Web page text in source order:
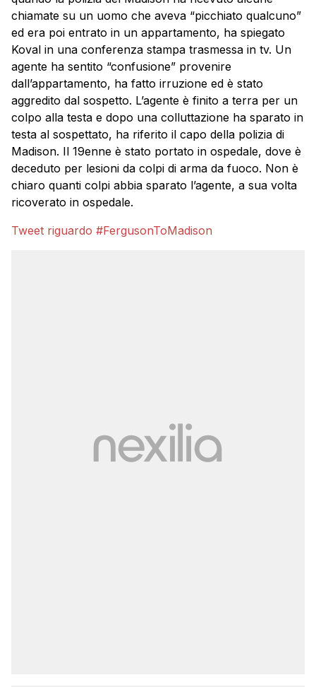
chiamate su un uomo che aveva “picchiato qualcuno”
ed era poi entrato in un appartamento, ha spiegato
Koval in una conferenza stampa trasmessa in tv. Un
agente ha sentito “confusione” provenire
dall’appartamento, ha fatto irruzione ed è stato
aggredito dal sospetto. L’agente è finito a terra per un
colpo alla testa e dopo una colluttazione ha sparato in
testa al sospettato, ha riferito il capo della polizia di
Madison. Il 19enne è stato portato in ospedale, dove è
deceduto per lesioni da colpi di arma da fuoco. Non è
chiaro quanti colpi abbia sparato l’agente, a sua volta
ricoverato in ospedale.
Tweet riguardo #FergusonToMadison